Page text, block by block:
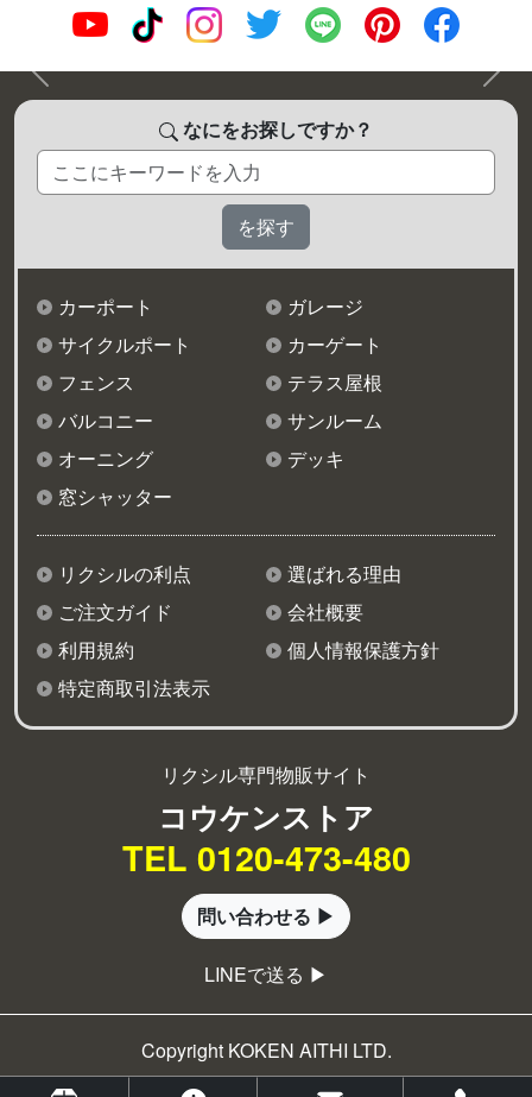
前へ
次へ
なにをお探しですか？
カーポート
ガレージ
サイクルポート
カーゲート
フェンス
テラス屋根
バルコニー
サンルーム
オーニング
デッキ
窓シャッター
リクシルの利点
選ばれる理由
ご注文ガイド
会社概要
利用規約
個人情報保護方針
特定商取引法表示
リクシル専門物販サイト
コウケンストア
TEL 0120-473-480
問い合わせる ▶
LINEで送る ▶
Copyright KOKEN AITHI LTD.